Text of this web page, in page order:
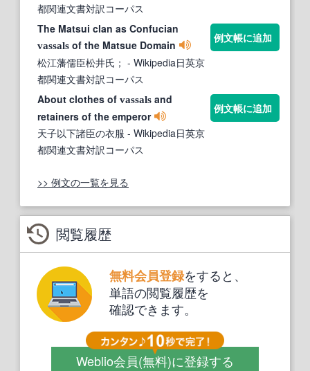
都関連文書対訳コーパス
The Matsui clan as Confucian
vassals of the Matsue Domain
松江藩儒臣松井氏； - Wikipedia日英京
都関連文書対訳コーパス
例文帳に追加
About clothes of vassals and
retainers of the emperor
天子以下諸臣の衣服 - Wikipedia日英京
都関連文書対訳コーパス
例文帳に追加
>> 例文の一覧を見る
閲覧履歴
無料会員登録をすると、
単語の閲覧履歴を
確認できます。
Weblio会員(無料)に登録する